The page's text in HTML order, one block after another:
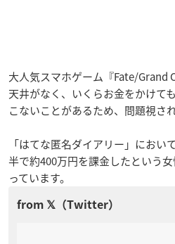
大人気スマホゲーム『Fate/Grand
天井がなく、いくらお金をかけて
こないことがあるため、問題視さ
「はてな匿名ダイアリー」におい
半で約400万円を課金したという
っています。